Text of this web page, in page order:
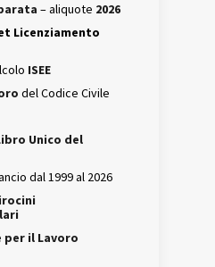
– aliquote 2026
Licenziamento
ISEE
del Codice Civile
Unico del
dal 1999 al 2026
per il Lavoro